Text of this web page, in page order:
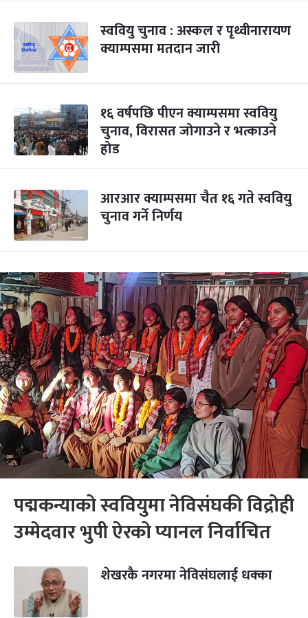
स्ववियु चुनाव : अस्कल र पृथ्वीनारायण
क्याम्पसमा मतदान जारी
१६ वर्षपछि पीएन क्याम्पसमा स्ववियु
चुनाव, विरासत जोगाउने र भत्काउने
होड
आरआर क्याम्पसमा चैत १६ गते स्ववियु
चुनाव गर्ने निर्णय
पद्मकन्याको स्ववियुमा नेविसंघकी विद्रोही
उम्मेदवार भुपी ऐरको प्यानल निर्वाचित
शेखरकै नगरमा नेविसंघलाई धक्का